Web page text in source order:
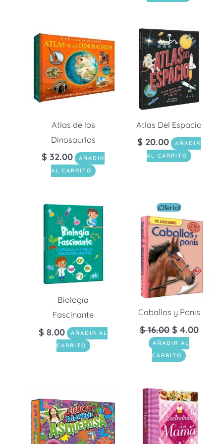
Atlas de los
Dinosaurios
$ 32.00
AÑADIR
AL CARRITO
Atlas Del Espacio
$ 20.00
AÑADIR
AL CARRITO
Biología
Fascinante
$ 8.00
AÑADIR AL
CARRITO
¡Oferta!
Caballos y Ponis
$16.00
El
precio
original
era:
$ 16.00.
$ 4.00
es:
AÑADIR AL
CARRITO